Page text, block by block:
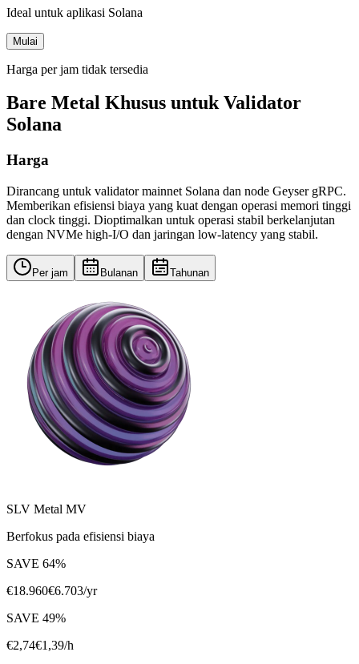
Ideal untuk aplikasi Solana
Mulai
Harga per jam tidak tersedia
Bare Metal Khusus untuk Validator
Solana
Harga
Dirancang untuk validator mainnet Solana dan node Geyser gRPC.
Memberikan efisiensi biaya yang kuat dengan operasi memori tinggi
dan clock tinggi. Dioptimalkan untuk operasi stabil berkelanjutan
dengan NVMe high-I/O dan jaringan low-latency yang stabil.
Per jam Bulanan Tahunan
SLV Metal MV
Berfokus pada efisiensi biaya
SAVE 64%
€18.960€6.703/yr
SAVE 49%
€2,74€1,39/h